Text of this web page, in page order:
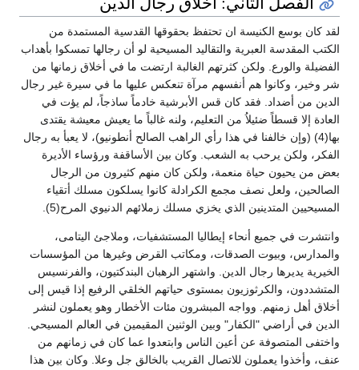
لقد كان بوسع الكنيسة ان تحتفظ بحقوقها القدسية المستمدة من
الكتب المقدسة العبرية والتقاليد المسيحية لو أن رجالها تمسكوا بأهداب
الفضيلة والورع. ولكن كثرتهم الغالبة ارتضت ما في أخلاق زمانها من
شر وخير، وكانوا هم أنفسهم مرآة تنعكس عليها ما في سيرة غير رجال
الدين من أضداد. فقد كان قس الأبرشية خادماً ساذجاً، لم يؤت في
العادة إلا قسطاً ضئيلاُ من التعليم، ولنه غالباً ما يعيش معيشة يقتدى
بها(4) (وإن خالفنا في هذا رأي الراهب الصالح أنطونيو)، لا يعبأ به رجال
الفكر، ولكن يرحب به الشعب. وكان بين الأساقفة ورؤساء الأديرة
بعض من يحيون حياة منعمة، ولكن كان منهم كثيرون من الرجال
الصالحين، ولعل نصف مجمع الكرادلة كانوا يسلكون مسلك أتقياء
المسيحيين المتدينين الذي يخزي مسلك زملائهم الدنيوي المرح(5).
وانتشرت في جميع أنحاء إيطاليا المستشفيات، وملاجئ اليتامى،
والمدارس، وبيوت الصدقات، ومكاتب القرض وغيرها من المؤسسات
الخيرية يديرها رجال الدين. واشتهر الرهبان البندكتيون، والفرنسيس
المتشددون، والكرثوزيون بمستوى حياتهم الخلقي الرفيع إذا قيس إلى
أخلاق أهل زمنهم. وواجه المبشرون مئات الأخطار وهو يعملون لنشر
الدين في أراضي "الكفار" وبين الوثنين المقيمين في العالم المسيحي.
واختفى المتصوفة عن أعين الناس وابتعدوا عما كان في زمانهم من
عنف، وأخذوا يعملون للاتصال القريب بالخالق جل وعلا. وكان بين هذا